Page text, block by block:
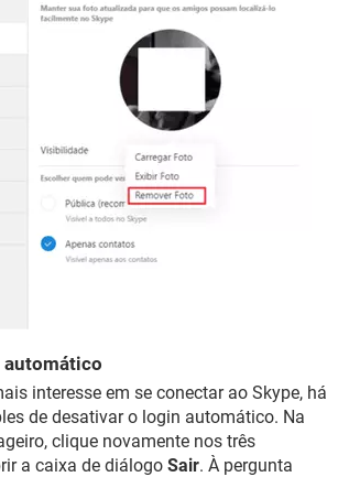
automático
interesse em se conectar ao Skype, há
de desativar o login automático. Na
clique novamente nos três
a caixa de diálogo Sair. À pergunta